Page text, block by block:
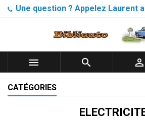
Une question ? Appelez Laurent
  
CATÉGORIES